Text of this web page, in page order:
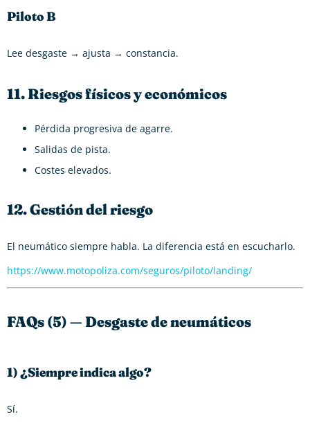
Piloto B
Lee desgaste → ajusta → constancia.
11. Riesgos físicos y económicos
Pérdida progresiva de agarre.
Salidas de pista.
Costes elevados.
12. Gestión del riesgo
El neumático siempre habla. La diferencia está en escucharlo.
https://www.motopoliza.com/seguros/piloto/landing/
FAQs (5) — Desgaste de neumáticos
1) ¿Siempre indica algo?
Sí.